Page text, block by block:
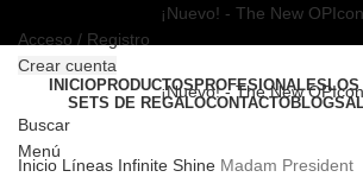
¡Nuevo! - The New
Acceso / Registro
Crear cuenta
¡Nuevo! - The New
INICIOPRODUCTOSPROFESIONALESLOS
SETS DE REGALOCONTACTOBLOG
Buscar
Menú
Inicio Líneas Infinite Shine Madam President